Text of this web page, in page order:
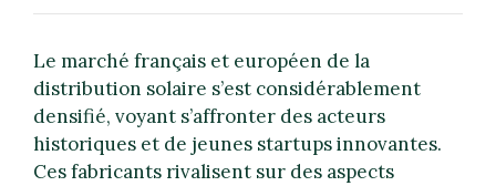
Le marché français et européen de la
distribution solaire s’est considérablement
densifié, voyant s’affronter des acteurs
historiques et de jeunes startups innovantes.
Ces fabricants rivalisent sur des aspects